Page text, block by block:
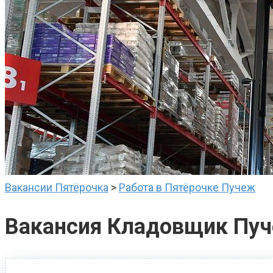
Вакансии Пятёрочка > Работа в Пятёрочке Пучеж
Вакансия Кладовщик